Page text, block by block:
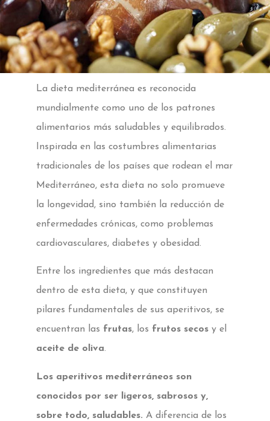
La dieta mediterránea es reconocida
mundialmente como uno de los patrones
alimentarios más saludables y equilibrados.
Inspirada en las costumbres alimentarias
tradicionales de los países que rodean el mar
Mediterráneo, esta dieta no solo promueve
la longevidad, sino también la reducción de
enfermedades crónicas, como problemas
cardiovasculares, diabetes y obesidad.
Entre los ingredientes que más destacan
dentro de esta dieta, y que constituyen
pilares fundamentales de sus aperitivos, se
encuentran las frutas, los frutos secos y el
aceite de oliva.
Los aperitivos mediterráneos son
conocidos por ser ligeros, sabrosos y,
sobre todo, saludables. A diferencia de los